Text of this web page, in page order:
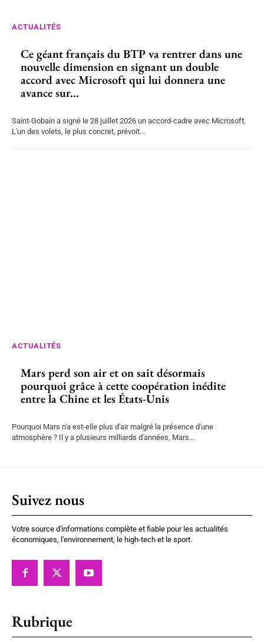
ACTUALITÉS
Ce géant français du BTP va rentrer dans une
nouvelle dimension en signant un double
accord avec Microsoft qui lui donnera une
avance sur...
Saint-Gobain a signé le 28 juillet 2026 un accord-cadre avec Microsoft.
L'un des volets, le plus concret, prévoit...
ACTUALITÉS
Mars perd son air et on sait désormais
pourquoi grâce à cette coopération inédite
entre la Chine et les États-Unis
Pourquoi Mars n'a est-elle plus d'air malgré la présence d'une
atmosphère ? Il y a plusieurs milliards d'années, Mars...
Suivez nous
Votre source d'informations complète et fiable pour les actualités
économiques, l'environnement, le high-tech et le sport.
Rubrique